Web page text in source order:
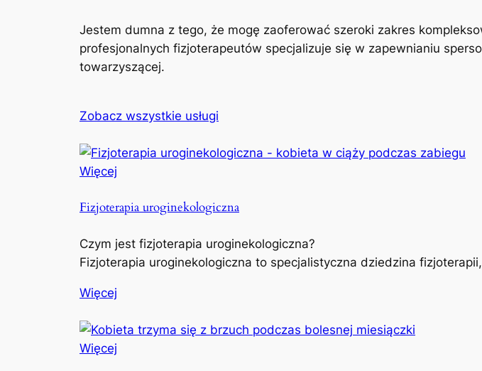
Jestem dumna z tego, że mogę zaoferować szeroki zakres
profesjonalnych fizjoterapeutów specjalizuje się w zapewnianiu
towarzyszącej.
Zobacz wszystkie usługi
Więcej
Fizjoterapia uroginekologiczna
Czym jest fizjoterapia uroginekologiczna?
Fizjoterapia uroginekologiczna to specjalistyczna dziedzina
Więcej
Więcej